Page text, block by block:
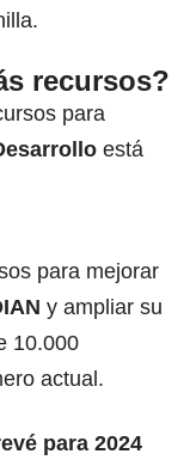
recursos?
para
está
para mejorar
y ampliar su
10.000
actual.
para 2024